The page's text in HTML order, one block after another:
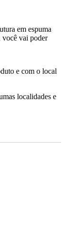
em espuma
você vai poder
e com o local
localidades e